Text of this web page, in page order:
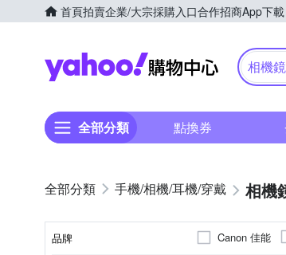
首頁拍賣企業/大宗採購入口合作招商App下載
Yahoo購
相機
全部分類 點換券
手機/相機/耳機/穿戴 相機
品牌 Canon 佳能